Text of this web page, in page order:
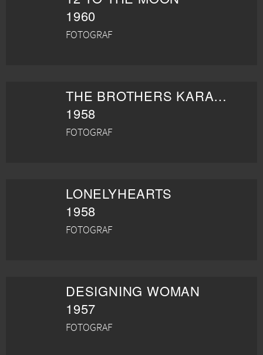
1960
FOTOGRAF
THE BROTHERS KARAMAZOV
1958
FOTOGRAF
LONELYHEARTS
1958
FOTOGRAF
DESIGNING WOMAN
1957
FOTOGRAF